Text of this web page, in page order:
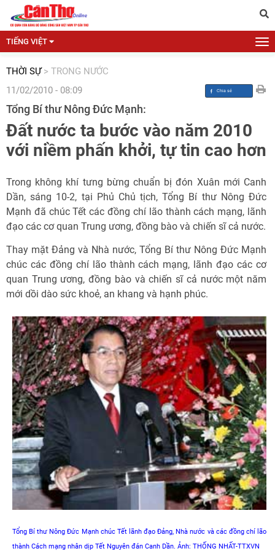
TIẾNG VIỆT
THỜI SỰ > TRONG NƯỚC
11/02/2010 - 08:09
Tổng Bí thư Nông Đức Mạnh:
Đất nước ta bước vào năm 2010
với niềm phấn khởi, tự tin cao hơn
Trong không khí tưng bừng chuẩn bị đón Xuân mới Canh
Dần, sáng 10-2, tại Phủ Chủ tịch, Tổng Bí thư Nông Đức
Mạnh đã chúc Tết các đồng chí lão thành cách mạng, lãnh
đạo các cơ quan Trung ương, đồng bào và chiến sĩ cả nước.
Thay mặt Đảng và Nhà nước, Tổng Bí thư Nông Đức Mạnh
chúc các đồng chí lão thành cách mạng, lãnh đạo các cơ
quan Trung ương, đồng bào và chiến sĩ cả nước một năm
mới dồi dào sức khoẻ, an khang và hạnh phúc.
Tổng Bí thư Nông Đức Mạnh chúc Tết lãnh đạo Đảng, Nhà nước và các đồng chí lão
thành Cách mạng nhân dịp Tết Nguyên đán Canh Dần. Ảnh: THỐNG NHẤT-TTXVN